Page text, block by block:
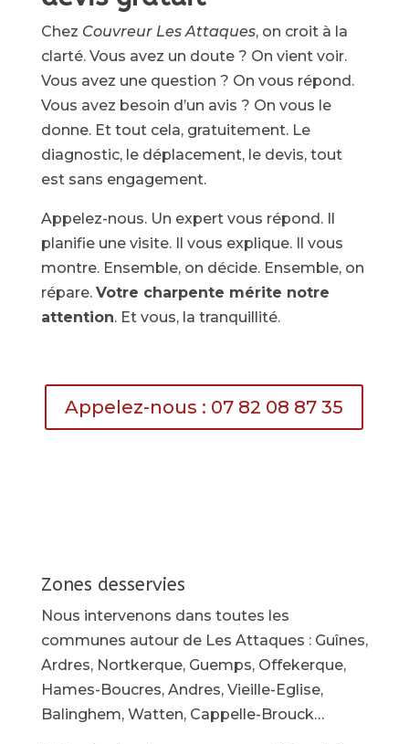
Chez Couvreur Les Attaques, on croit à la
clarté. Vous avez un doute ? On vient voir.
Vous avez une question ? On vous répond.
Vous avez besoin d’un avis ? On vous le
donne. Et tout cela, gratuitement. Le
diagnostic, le déplacement, le devis, tout
est sans engagement.
Appelez-nous. Un expert vous répond. Il
planifie une visite. Il vous explique. Il vous
montre. Ensemble, on décide. Ensemble, on
répare. Votre charpente mérite notre
attention. Et vous, la tranquillité.
Appelez-nous : 07 82 08 87 35
Zones desservies
Nous intervenons dans toutes les
communes autour de Les Attaques : Guînes,
Ardres, Nortkerque, Guemps, Offekerque,
Hames-Boucres, Andres, Vieille-Eglise,
Balinghem, Watten, Cappelle-Brouck…